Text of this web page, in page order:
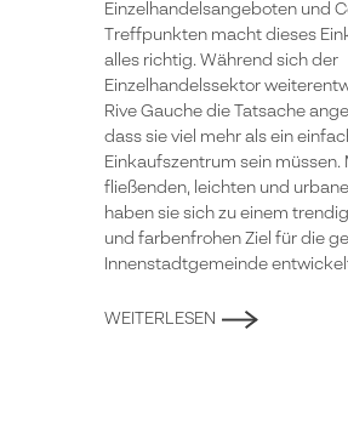
Einzelhandelsangeboten und
Treffpunkten macht dieses
alles richtig. Während sich der
Einzelhandelssektor
Rive Gauche die Tatsache
dass sie viel mehr als ein
Einkaufszentrum sein müssen.
fließenden, leichten und
haben sie sich zu einem
und farbenfrohen Ziel für die
Innenstadtgemeinde
WEITERLESEN